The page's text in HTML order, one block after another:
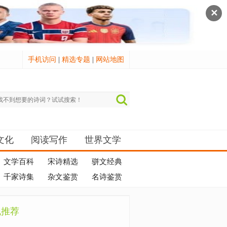
✕
手机访问 精选专题 网站地图
化 阅读写作 世界文学
文学百科 宋诗精选
骈文经典
千家诗集
杂文鉴赏 名诗鉴赏
荐